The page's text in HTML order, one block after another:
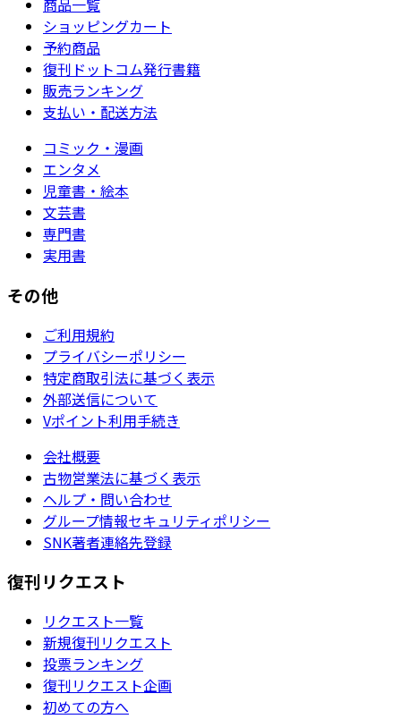
商品一覧
ショッピングカート
予約商品
復刊ドットコム発行書籍
販売ランキング
支払い・配送方法
コミック・漫画
エンタメ
児童書・絵本
文芸書
専門書
実用書
その他
ご利用規約
プライバシーポリシー
特定商取引法に基づく表示
外部送信について
Vポイント利用手続き
会社概要
古物営業法に基づく表示
ヘルプ・問い合わせ
グループ情報セキュリティポリシー
SNK著者連絡先登録
復刊リクエスト
リクエスト一覧
新規復刊リクエスト
投票ランキング
復刊リクエスト企画
初めての方へ